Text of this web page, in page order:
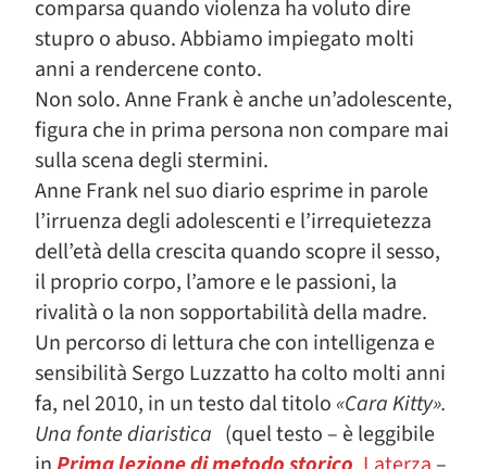
comparsa quando violenza ha voluto dire
stupro o abuso. Abbiamo impiegato molti
anni a rendercene conto.
Non solo. Anne Frank è anche un’adolescente,
figura che in prima persona non compare mai
sulla scena degli stermini.
Anne Frank nel suo diario esprime in parole
l’irruenza degli adolescenti e l’irrequietezza
dell’età della crescita quando scopre il sesso,
il proprio corpo, l’amore e le passioni, la
rivalità o la non sopportabilità della madre.
Un percorso di lettura che con intelligenza e
sensibilità Sergo Luzzatto ha colto molti anni
fa, nel 2010, in un testo dal titolo «Cara Kitty».
Una fonte diaristica (quel testo – è leggibile